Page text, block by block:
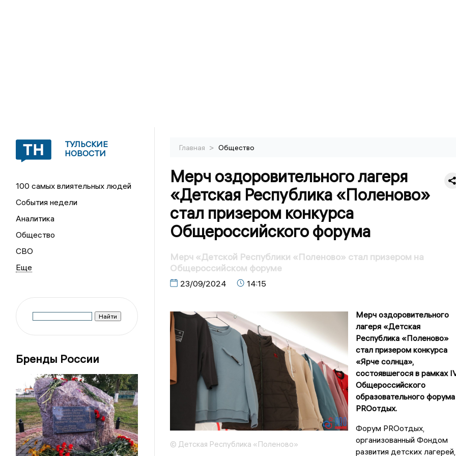
ТУЛЬСКИЕ
НОВОСТИ
100 самых влиятельных людей
События недели
Аналитика
Общество
СВО
Бренды России
Главная > Общество
Мерч оздоровительного лагеря
«Детская Республика «Поленово»
стал призером конкурса
Общероссийского форума
Мерч «Детской Республики «Поленово» стал призером на
Общероссийском форуме
23/09/2024 14:15
© Детская Республика «Поленово»
Мерч оздоровительного
лагеря «Детская
Республика «Поленово»
стал призером конкурса
«Ярче солнца»,
состоявшегося в рамках
Общероссийского
образовательного форума
PROотдых.
Форум PROотдых,
организованный Фондом
развития детских лагерей,